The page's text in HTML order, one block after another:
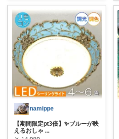
namippe
【期間限定pt3倍】✨ブルーが映
えるおしゃ ...